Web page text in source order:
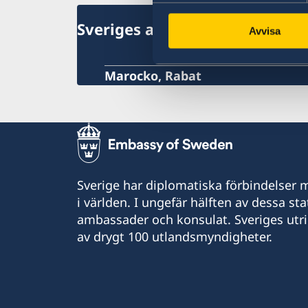
Avvisa
Allmänna säkerhetsläget
Terrorism
Naturförhållanden och katastrofer
Hälso- och sjukvård
Lokala lagar, sedvänjor och språk
Resa i landet
Övriga upplysningar
Flytta till och från Marocko
Sveriges ambassad
Marocko, Rabat
Sverige har diplomatiska förbindelser
i världen. I ungefär hälften av dessa
ambassader och konsulat. Sveriges
av drygt 100 utlandsmyndigheter.